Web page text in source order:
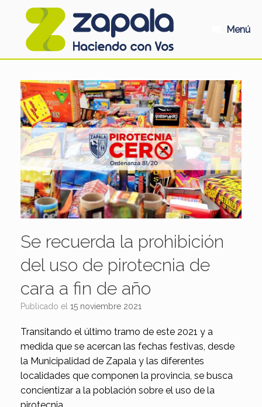
Menú
Se recuerda la prohibición
del uso de pirotecnia de
cara a fin de año
Publicado el 15 noviembre 2021
Transitando el último tramo de este 2021 y a
medida que se acercan las fechas festivas, desde
la Municipalidad de Zapala y las diferentes
localidades que componen la provincia, se busca
concientizar a la población sobre el uso de la